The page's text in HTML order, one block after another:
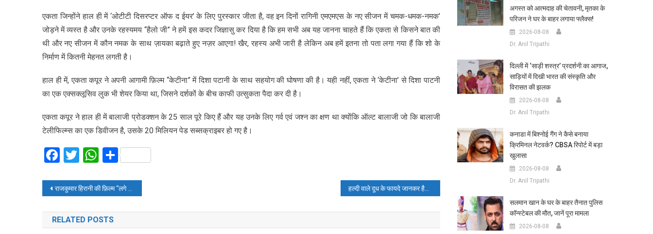
एकता जिन्होंने हाल ही में ‘ओटीटी दिसरप्टर ऑफ द ईयर’ के लिए पुरस्कार जीता है, वह इन दिनों रागिनी एमएमएस के नए सीजन में चमक-धमक-नमक’
जोड़ने में व्यस्त है और उनके रहस्यमय “हैलो जी” ने हमें इस कदर जिज्ञासु कर दिया है कि हम सभी अब यह जानना चाहते हैं कि एकता से किसने बात की
थी और नए सीजन में कौन नमक के साथ ज़ायका बढ़ाते हुए नज़र आएगा! खैर, रहस्य अभी जारी है लेकिन अब हमें इतना तो पता लगा गया हैं कि शो के
निर्माण में कितनी मेहनत लगती है।
हाल ही में, एकता कपूर ने अपनी आगामी फ़िल्म “केटीना” में दिशा पटानी के साथ सहयोग की घोषणा की है। यही नहीं, एकता ने ‘केटीना’ से दिशा पाटनी
का एक एक्सक्लूसिव लुक भी शेयर किया था, जिसने दर्शकों के बीच काफी उत्सुकता पैदा कर दी है।
एकता कपूर ने हाल ही में बालाजी प्रोडक्शन के 25 साल पूरे किए हैं और यह उनके लिए गर्व एवं जश्न का क्षण था क्योंकि ऑल्ट बालाजी जो कि बालाजी
टेलीफिल्म्स का एक डिवीजन है, उसके 20 मिलियन पेड सब्सक्राइबर हो गए है।
Facebook
TwitterWhatsApp
Share
Post
navigation
राजकुमार हिरानी की फ़िल्म “लगे रहो मुन्ना भाई” 23 से 25 नवंबर 2019 को कहा हो रही है प्रदर्शित
RELATED POSTS
अगस्त को आत्मदाह की चेतावनी, मृतका के
परिजन ने घर के बाहर लगाया फ्लैक्स!
2026-08-08
Dr. Anil Tripathi
दिल्ली में ‘साड़ी शस्त्र’ प्रदर्शनी का आगाज,
साड़ियों में दिखी भारत की संस्कृति और
विरासत की झलक
2026-08-08
Dr. Anil Tripathi
कनाडा में बिश्नोई गैंग ने कैसे बनाया
क्रिमिनल नेटवर्क? CBSA रिपोर्ट में बड़ा
खुलासा
2026-08-08
Dr. Anil Tripathi
सलमान खान के घर के बाहर तैनात पुलिस
कॉन्स्टेबल की मौत, जानें पूरा मामला
2026-08-08